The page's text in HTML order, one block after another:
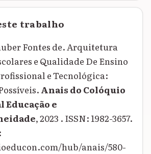
trabalho
Fontes de. Arquitetura
e Qualidade De Ensino
e Tecnológica:
Anais do Colóquio
e
, 2023 . ISSN: 1982-3657.
hub/anais/580-